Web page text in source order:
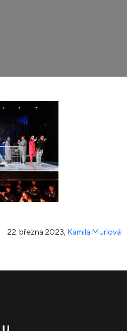
22. března 2023, Kamila Murlová